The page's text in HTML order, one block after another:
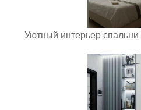
Уютный интерьер